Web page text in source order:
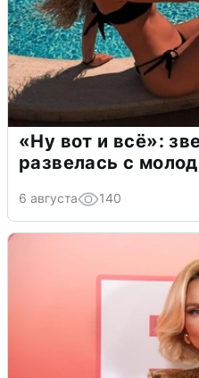
«Ну вот и всё»:
развелась с
6 августа 140